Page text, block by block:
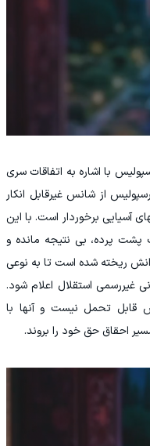
با اشاره به اتفاقات سری
از شانس غیرقابل انکار
آسیایی برخوردار است. با این
پشت پرده، بی نتیجه مانده و
ریخته شده است تا به نوعی
غیررسمی استقلال اعلام شود.
قابل تحمل نیست و آنها با
احقاق حق خود را بروند.